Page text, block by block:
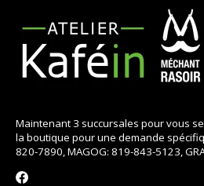
Maintenant 3 succursales pour vous
la boutique pour une demande
820-7890, MAGOG: 819-843-5123,